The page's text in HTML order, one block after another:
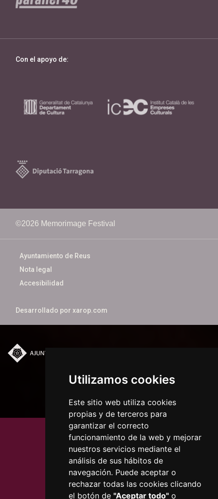
Utilizamos cookies
Este sitio web utiliza cookies
propias y de terceros para
garantizar el correcto
funcionamiento de la web y mejorar
nuestros servicios mediante el
análisis de sus hábitos de
navegación. Puede aceptar o
rechazar todas las cookies clicando
el botón de "Aceptar todo"o
Con el apoyo de:
©2026 Memorimage Festival
Ayuntamiento de Reus
Nota legal
Accesibilidad
Desarrollado por xarop.com
977 010 010
reus.cat